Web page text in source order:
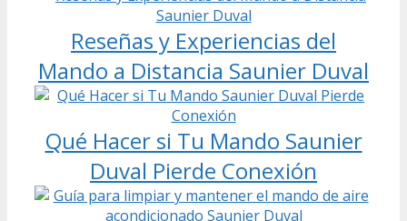
Reseñas y Experiencias del
Mando a Distancia Saunier Duval
Qué Hacer si Tu Mando Saunier
Duval Pierde Conexión